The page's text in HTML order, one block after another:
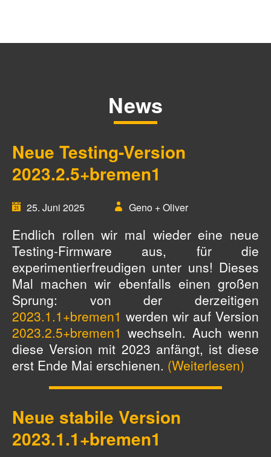
News
Neue Testing-Version
2023.2.5+bremen1
25. Juni 2025 Geno + Oliver
Endlich rollen wir mal wieder eine neue
Testing-Firmware aus, für die
experimentierfreudigen unter uns! Dieses
Mal machen wir ebenfalls einen großen
Sprung: von der derzeitigen
2023.1.1+bremen1 werden wir auf Version
2023.2.5+bremen1 wechseln. Auch wenn
diese Version mit 2023 anfängt, ist diese
erst Ende Mai erschienen. (Weiterlesen)
Neue stabile Version
2023.1.1+bremen1